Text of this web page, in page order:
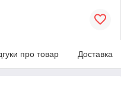
про товар Доставка